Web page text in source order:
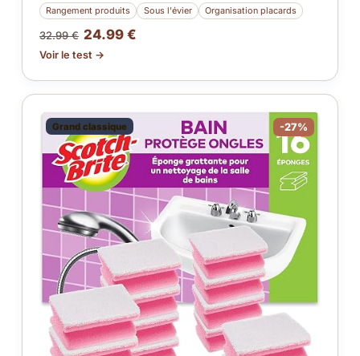
Rangement produits
Sous l'évier Organisation placards
32.99 € 24.99 €
Voir le test →
Grand classique -27%